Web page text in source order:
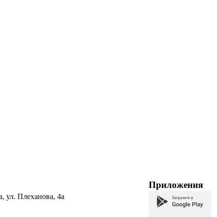
ул. Плеханова, 4а
Приложения